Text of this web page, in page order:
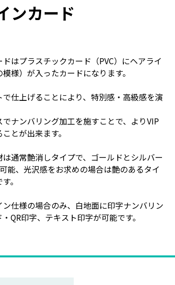
ンカード
はプラスチックカード（PVC）にヘアライ
様）が入ったカードになります。
仕上げることにより、特別感・高級感を演
でナンバリング加工を施すことで、よりVIP
とが出来ます。
通常艶消しタイプで、ゴールドとシルバー
能、光沢感をお求めの場合は艶のあるタイ
。
仕様の場合のみ、白地面に印字ナンバリン
QR印字、テキスト印字が可能です。